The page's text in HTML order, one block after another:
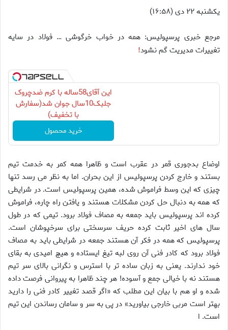
یکشنبه ۲۲ دی (۱۶:۵۸)
مرجع خبری پرسپولیس: همه در خواب خرگوشى … فولاد در سايه
تغييرات مديريت گم نشود!
این آقای58ساله با کرم ضدچروک
جلبک10سال جوان شد(سفارش
با تخفیف)
خرید محصول
اوضاع بدجورى قمر در عقرب است و ظاهرا همه كمر به خدمت تيم
بستند و خارج كردن پرسپوليس از اين بحران. اما به نظر مى رسد تنها
چيزى كه اين وسط فراموش شده، همين پرسپوليس است. در شرايطى
كه همه به دنبال حل كردن مشكلات هستند و يافتن راه چاره، فراموش
كرده اند پرسپوليس بايد جمعه به مصاف فولاد برود. تيمى كه در طول
سال هاى اخير ثابت كرده حريف سرسختى براى سرخپوشان است.
پرسپوليس كه همه در فكر آن هستند جمعه در شرايطى بايد به مصاف
فولاد برود كه كادر فنى آن روى لبه تيغ ايستاده و هيچ اميدى به بقاى
خود ندارند. يعنى به زبان ساده تر با استرس و نگرانى بالاى سر تيم
هستند نه با خيالى جمع و آسوده! هر چند ظاهرا به پيروانى فرصت داده
شده و او هم با بيان اين مطلب كه «اگر قصد تغيير كادر فنى را داريد
بهتر است مربى خارجى بياوريد» در پى به سر و سامان رساندن اين تيم
است. ا